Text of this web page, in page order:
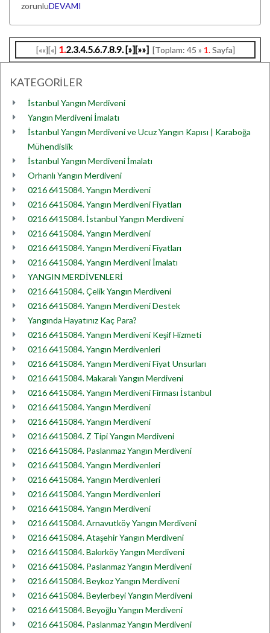
zorunluDEVAMI
[««][«] 1.2.3.4.5.6.7.8.9.[»][»»] [Toplam: 45 » 1.Sayfa]
KATEGORİLER
İstanbul Yangın Merdiveni
Yangın Merdiveni İmalatı
İstanbul Yangın Merdiveni ve Ucuz Yangın Kapısı | Karaboğa
Mühendislik
İstanbul Yangın Merdiveni İmalatı
Orhanlı Yangın Merdiveni
0216 6415084. Yangın Merdiveni
0216 6415084. Yangın Merdiveni Fiyatları
0216 6415084. İstanbul Yangın Merdiveni
0216 6415084. Yangın Merdiveni
0216 6415084. Yangın Merdiveni Fiyatları
0216 6415084. Yangın Merdiveni İmalatı
YANGIN MERDİVENLERİ
0216 6415084. Çelik Yangın Merdiveni
0216 6415084. Yangın Merdiveni Destek
Yangında Hayatınız Kaç Para?
0216 6415084. Yangın Merdiveni Keşif Hizmeti
0216 6415084. Yangın Merdivenleri
0216 6415084. Yangın Merdiveni Fiyat Unsurları
0216 6415084. Makaralı Yangın Merdiveni
0216 6415084. Yangın Merdiveni Firması İstanbul
0216 6415084. Yangın Merdiveni
0216 6415084. Yangın Merdiveni
0216 6415084. Z Tipi Yangın Merdiveni
0216 6415084. Paslanmaz Yangın Merdiveni
0216 6415084. Yangın Merdivenleri
0216 6415084. Yangın Merdivenleri
0216 6415084. Yangın Merdivenleri
0216 6415084. Yangın Merdiveni
0216 6415084. Arnavutköy Yangın Merdiveni
0216 6415084. Ataşehir Yangın Merdiveni
0216 6415084. Bakırköy Yangın Merdiveni
0216 6415084. Paslanmaz Yangın Merdiveni
0216 6415084. Beykoz Yangın Merdiveni
0216 6415084. Beylerbeyi Yangın Merdiveni
0216 6415084. Beyoğlu Yangın Merdiveni
0216 6415084. Paslanmaz Yangın Merdiveni